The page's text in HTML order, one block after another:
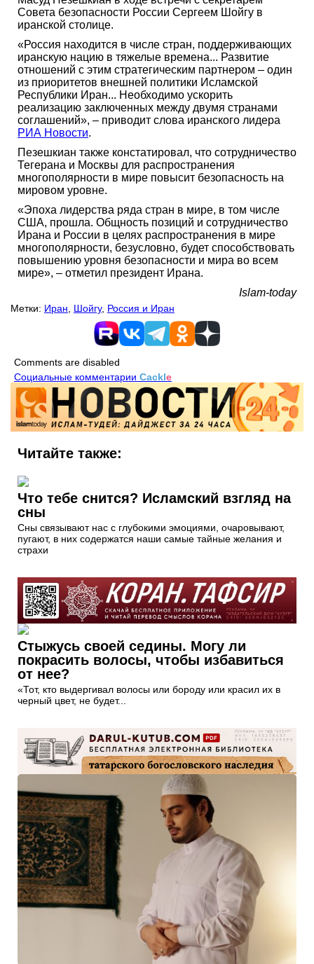
Совета безопасности России Сергеем Шойгу в
иранской столице.
«Россия находится в числе стран, поддерживающих
иранскую нацию в тяжелые времена... Развитие
отношений с этим стратегическим партнером – один
из приоритетов внешней политики Исламской
Республики Иран... Необходимо ускорить
реализацию заключенных между двумя странами
соглашений», – приводит слова иранского лидера
РИА Новости.
Пезешкиан также констатировал, что сотрудничество
Тегерана и Москвы для распространения
многополярности в мире повысит безопасность на
мировом уровне.
«Эпоха лидерства ряда стран в мире, в том числе
США, прошла. Общность позиций и сотрудничество
Ирана и России в целях распространения в мире
многополярности, безусловно, будет способствовать
повышению уровня безопасности и мира во всем
мире», – отметил президент Ирана.
Islam-today
Метки: Иран Шойгу, Россия и Иран
Comments are disabled
Социальные комментарии Cackle
Читайте также:
Что тебе снится? Исламский взгляд на
сны
Сны связывают нас с глубокими эмоциями, очаровывают,
пугают, в них содержатся наши самые тайные желания и
страхи
Стыжусь своей седины. Могу ли
покрасить волосы, чтобы избавиться
от нее?
«Тот, кто выдергивал волосы или бороду или красил их в
черный цвет, не будет...